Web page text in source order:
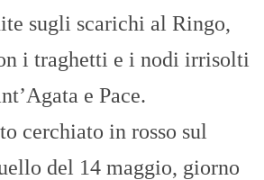
sugli scarichi al Ringo,
i traghetti e i nodi irrisolti
e Pace.
cerchiato in rosso sul
del 14 maggio, giorno